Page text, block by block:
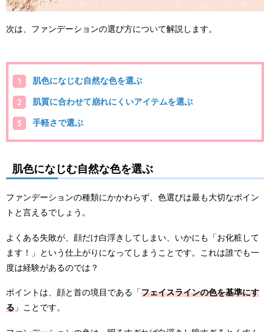
次は、ファンデーションの選び方について解説します。
肌色になじむ自然な色を選ぶ
肌質に合わせて崩れにくいアイテムを選ぶ
手軽さで選ぶ
肌色になじむ自然な色を選ぶ
ファンデーションの種類にかかわらず、色選びは最も大切なポイン
トと言えるでしょう。
よくある失敗が、顔だけ白浮きしてしまい、いかにも「お化粧して
ます！」という仕上がりになってしまうことです。これは誰でも一
度は経験があるのでは？
ポイントは、顔と首の境目である「フェイスラインの色を基準にす
る 」ことです。